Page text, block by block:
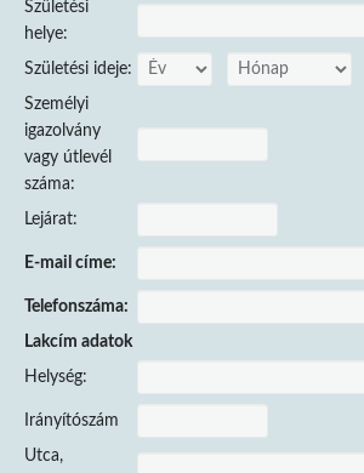
Születési
helye:
Születési ideje:
Személyi
igazolvány
vagy útlevél
száma:
Lejárat:
E-mail címe:
Telefonszáma:
Lakcím adatok
Helység:
Irányítószám
Utca,